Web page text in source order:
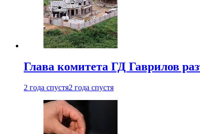
Глава комитета ГД Гаврилов
2 года спустя2 года спустя